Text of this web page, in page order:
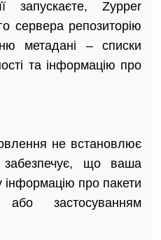
запускаєте, Zypper
сервера репозиторію
метадані – списки
та інформацію про
не встановлює
забезпечує, що ваша
інформацію про пакети
застосуванням